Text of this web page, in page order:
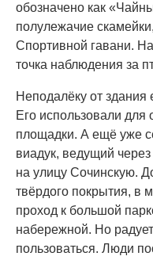
обозначено как
полулежачие
Спортивной гавани.
точка наблюдения за
Неподалёку от здания
Его использовали для
площадки. А ещё уже
виадук, ведущий
на улицу Сочинскую.
твёрдого покрытия, в
проход к большой
набережной. Но
пользоваться. Люди